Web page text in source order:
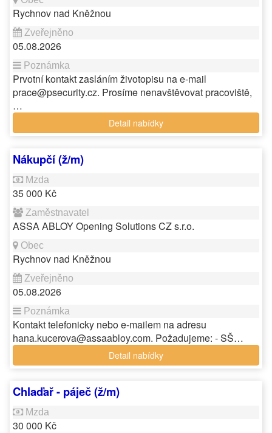
Rychnov nad Kněžnou
05.08.2026
Prvotní kontakt zasláním životopisu na e-mail
prace@psecurity.cz. Prosíme nenavštěvovat pracoviště,
…
Detail nabídky
Nákupčí (ž/m)
35 000 Kč
ASSA ABLOY Opening Solutions CZ s.r.o.
Rychnov nad Kněžnou
05.08.2026
Kontakt telefonicky nebo e-mailem na adresu
hana.kucerova@assaabloy.com. Požadujeme: - SŠ…
Detail nabídky
Chlaďař - páječ (ž/m)
30 000 Kč